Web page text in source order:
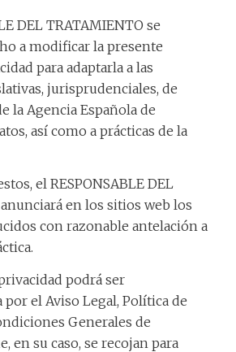
DEL TRATAMIENTO se
a modificar la presente
para adaptarla a las
jurisprudenciales, de
la Agencia Española de
así como a prácticas de la
el RESPONSABLE DEL
en los sitios web los
con razonable antelación a
podrá ser
el Aviso Legal, Política de
Generales de
en su caso, se recojan para